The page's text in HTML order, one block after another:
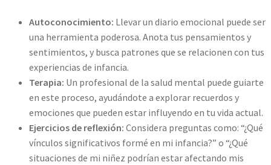
Autoconocimiento: Llevar un diario emocional puede ser
una herramienta poderosa. Anota tus pensamientos y
sentimientos, y busca patrones que se relacionen con tus
experiencias de infancia.
Terapia: Un profesional de la salud mental puede guiarte
en este proceso, ayudándote a explorar recuerdos y
emociones que pueden estar influyendo en tu vida actual.
Ejercicios de reflexión: Considera preguntas como: “¿Qué
vínculos significativos formé en mi infancia?” o “¿Qué
situaciones de mi niñez podrían estar afectando mis